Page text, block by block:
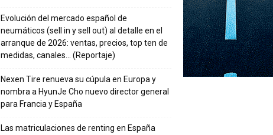
Evolución del mercado español de
neumáticos (sell in y sell out) al detalle en el
arranque de 2026: ventas, precios, top ten de
medidas, canales… (Reportaje)
Nexen Tire renueva su cúpula en Europa y
nombra a HyunJe Cho nuevo director general
para Francia y España
Las matriculaciones de renting en España